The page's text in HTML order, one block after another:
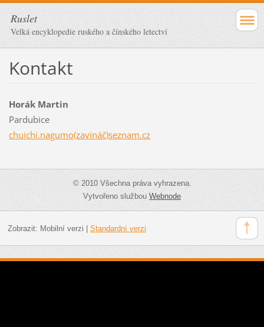
Ruslet
Velká encyklopedie ruského a čínského letectví
Kontakt
Horák Martin
Pardubice
chuichi.nagumo(zavináč)seznam.cz
© 2010 Všechna práva vyhrazena.
Vytvořeno službouWebnode
Zobrazit: Mobilní verzi Standardní verzi